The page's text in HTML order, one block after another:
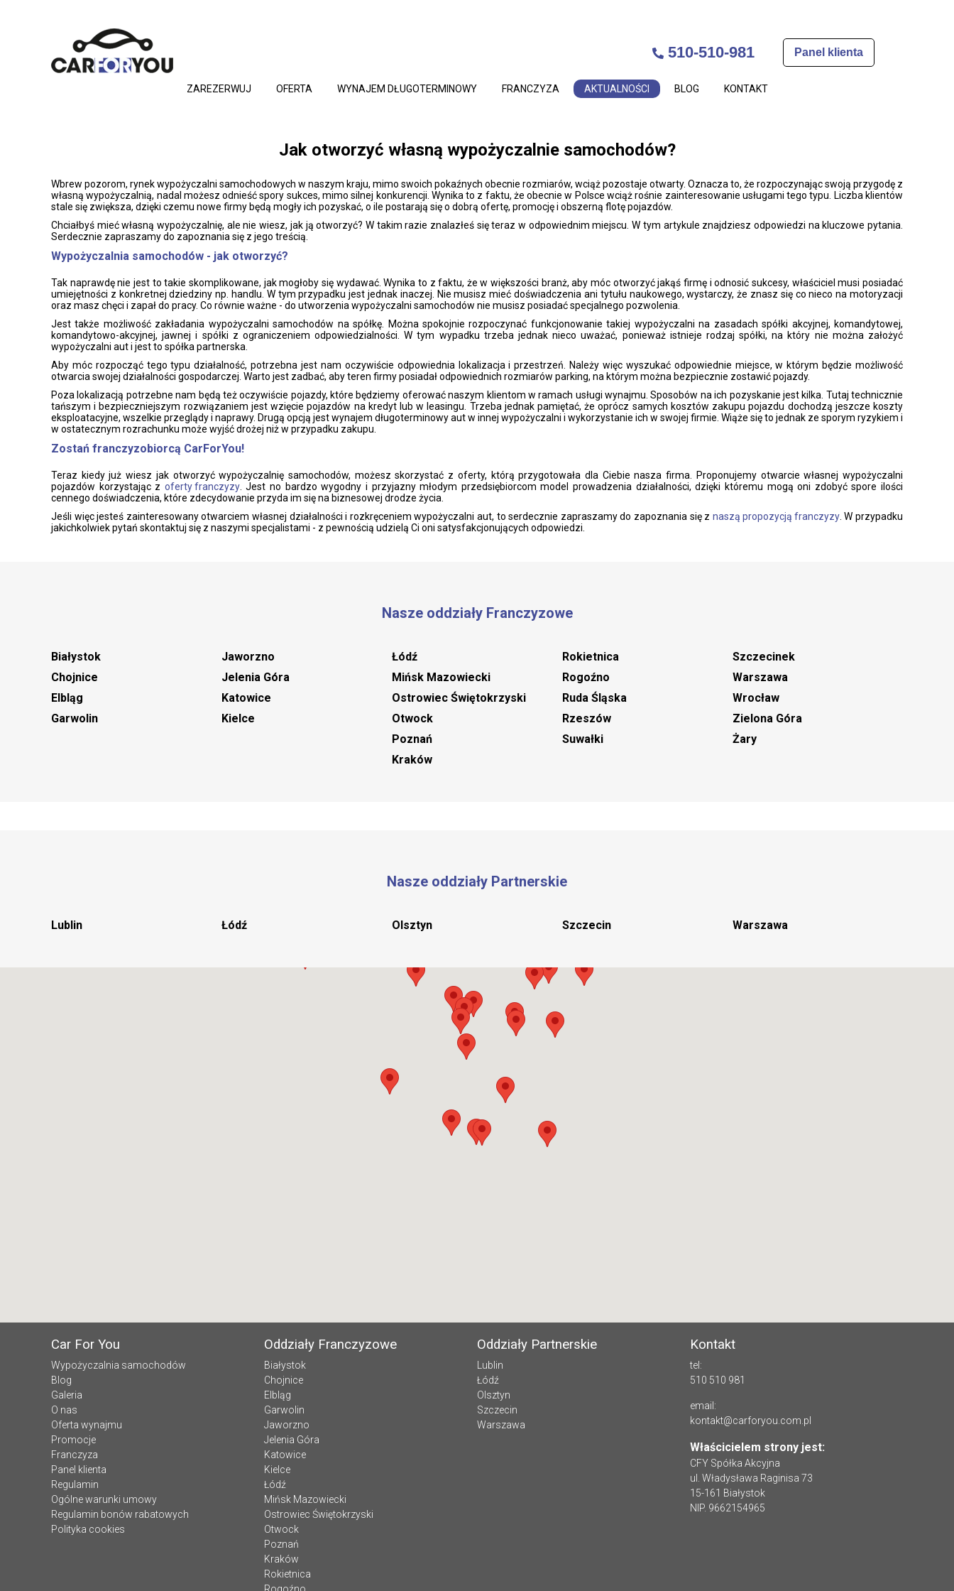
510-510-981 Panel klienta
ZAREZERWUJ OFERTA WYNAJEM DŁUGOTERMINOWY FRANCZYZA AKTUALNOŚCI BLOG KONTAKT
Jak otworzyć własną wypożyczalnie samochodów?
Wbrew pozorom, rynek wypożyczalni samochodowych w naszym kraju, mimo swoich pokaźnych obecnie rozmiarów, wciąż pozostaje otwarty. Oznacza to, że rozpoczynając swoją przygodę z
własną wypożyczalnią, nadal możesz odnieść spory sukces, mimo silnej konkurencji. Wynika to z faktu, że obecnie w Polsce wciąż rośnie zainteresowanie usługami tego typu. Liczba klientów
stale się zwiększa, dzięki czemu nowe firmy będą mogły ich pozyskać, o ile postarają się o dobrą ofertę, promocję i obszerną flotę pojazdów.
Chciałbyś mieć własną wypożyczalnię, ale nie wiesz, jak ją otworzyć? W takim razie znalazłeś się teraz w odpowiednim miejscu. W tym artykule znajdziesz odpowiedzi na kluczowe pytania.
Serdecznie zapraszamy do zapoznania się z jego treścią.
Wypożyczalnia samochodów - jak otworzyć?
Tak naprawdę nie jest to takie skomplikowane, jak mogłoby się wydawać. Wynika to z faktu, że w większości branż, aby móc otworzyć jakąś firmę i odnosić sukcesy, właściciel musi posiadać
umiejętności z konkretnej dziedziny np. handlu. W tym przypadku jest jednak inaczej. Nie musisz mieć doświadczenia ani tytułu naukowego, wystarczy, że znasz się co nieco na motoryzacji
oraz masz chęci i zapał do pracy. Co równie ważne - do utworzenia wypożyczalni samochodów nie musisz posiadać specjalnego pozwolenia.
Jest także możliwość zakładania wypożyczalni samochodów na spółkę. Można spokojnie rozpoczynać funkcjonowanie takiej wypożyczalni na zasadach spółki akcyjnej, komandytowej,
komandytowo-akcyjnej, jawnej i spółki z ograniczeniem odpowiedzialności. W tym wypadku trzeba jednak nieco uważać, ponieważ istnieje rodzaj spółki, na który nie można założyć
wypożyczalni aut i jest to spółka partnerska.
Aby móc rozpocząć tego typu działalność, potrzebna jest nam oczywiście odpowiednia lokalizacja i przestrzeń. Należy więc wyszukać odpowiednie miejsce, w którym będzie możliwość
otwarcia swojej działalności gospodarczej. Warto jest zadbać, aby teren firmy posiadał odpowiednich rozmiarów parking, na którym można bezpiecznie zostawić pojazdy.
Poza lokalizacją potrzebne nam będą też oczywiście pojazdy, które będziemy oferować naszym klientom w ramach usługi wynajmu. Sposobów na ich pozyskanie jest kilka. Tutaj technicznie
tańszym i bezpieczniejszym rozwiązaniem jest wzięcie pojazdów na kredyt lub w leasingu. Trzeba jednak pamiętać, że oprócz samych kosztów zakupu pojazdu dochodzą jeszcze koszty
eksploatacyjne, wszelkie przeglądy i naprawy. Drugą opcją jest wynajem długoterminowy aut w innej wypożyczalni i wykorzystanie ich w swojej firmie. Wiąże się to jednak ze sporym ryzykiem i
w ostatecznym rozrachunku może wyjść drożej niż w przypadku zakupu.
Zostań franczyzobiorcą CarForYou!
Teraz kiedy już wiesz jak otworzyć wypożyczalnię samochodów, możesz skorzystać z oferty, którą przygotowała dla Ciebie nasza firma. Proponujemy otwarcie własnej wypożyczalni
pojazdów korzystając z oferty franczyzy. Jest no bardzo wygodny i przyjazny młodym przedsiębiorcom model prowadzenia działalności, dzięki któremu mogą oni zdobyć spore ilości
cennego doświadczenia, które zdecydowanie przyda im się na biznesowej drodze życia.
Jeśli więc jesteś zainteresowany otwarciem własnej działalności i rozkręceniem wypożyczalni aut, to serdecznie zapraszamy do zapoznania się z naszą propozycją franczyzy. W przypadku
jakichkolwiek pytań skontaktuj się z naszymi specjalistami - z pewnością udzielą Ci oni satysfakcjonujących odpowiedzi.
Nasze oddziały Franczyzowe
Białystok
Chojnice
Elbląg
Garwolin
Jaworzno
Jelenia Góra
Katowice
Kielce
Łódź
Mińsk Mazowiecki
Ostrowiec Świętokrzyski
Otwock
Poznań
Kraków
Rokietnica
Rogoźno
Ruda Śląska
Rzeszów
Suwałki
Szczecinek
Warszawa
Wrocław
Zielona Góra
Żary
Nasze oddziały Partnerskie
Lublin Łódź Olsztyn Szczecin Warszawa
Car For You
Wypożyczalnia samochodów
Blog
Galeria
O nas
Oferta wynajmu
Promocje
Franczyza
Panel klienta
Regulamin
Ogólne warunki umowy
Regulamin bonów rabatowych
Polityka cookies
Oddziały Franczyzowe
Białystok
Chojnice
Elbląg
Garwolin
Jaworzno
Jelenia Góra
Katowice
Kielce
Łódź
Mińsk Mazowiecki
Ostrowiec Świętokrzyski
Otwock
Poznań
Kraków
Rokietnica
Oddziały Partnerskie
Lublin
Łódź
Olsztyn
Szczecin
Warszawa
Kontakt
tel:
510 510 981
email:
kontakt@carforyou.com.pl
Właścicielem strony jest:
CFY Spółka Akcyjna
ul. Władysława Raginisa 73
15-161 Białystok
NIP. 9662154965